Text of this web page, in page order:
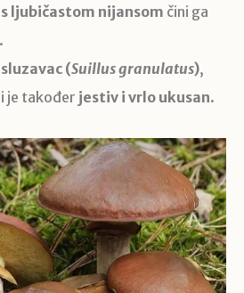
ljubičastom nijansom čini ga
(Suillus granulatus),
je također jestiv i vrlo ukusan.